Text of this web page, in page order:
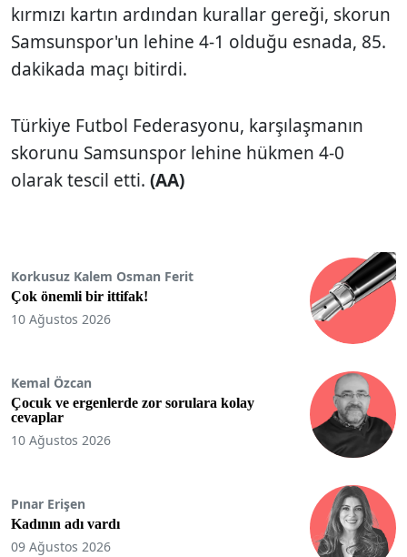
kırmızı kartın ardından kurallar gereği, skorun
Samsunspor'un lehine 4-1 olduğu esnada, 85.
dakikada maçı bitirdi.
Türkiye Futbol Federasyonu, karşılaşmanın
skorunu Samsunspor lehine hükmen 4-0
olarak tescil etti. (AA)
Korkusuz Kalem Osman Ferit
Çok önemli bir ittifak!
10 Ağustos 2026
Kemal Özcan
Çocuk ve ergenlerde zor sorulara kolay
cevaplar
10 Ağustos 2026
Pınar Erişen
Kadının adı vardı
09 Ağustos 2026